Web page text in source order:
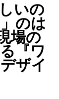
いの
のは
場の
『ワ
ザイ